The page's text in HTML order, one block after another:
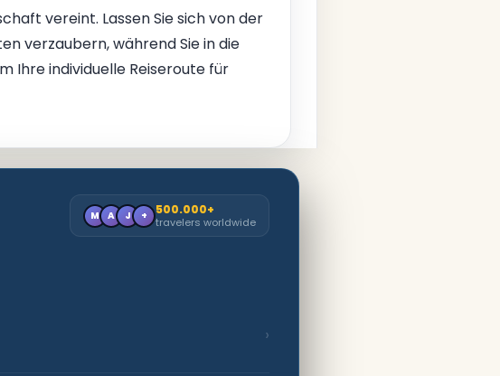
vereint. Lassen Sie sich von der
verzaubern, während Sie in die
Ihre individuelle Reiseroute für
M A J + 500.000+
travelers worldwide
›